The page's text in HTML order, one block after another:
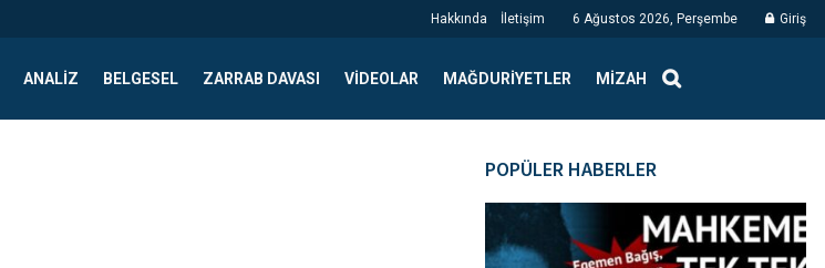
Hakkında İletişim 6 Ağustos 2026, Perşembe Giriş
ANALIZ BELGESEL ZARRAB DAVASI VIDEOLAR MAĞDURIYETLER MIZAH
POPÜLER HABERLER